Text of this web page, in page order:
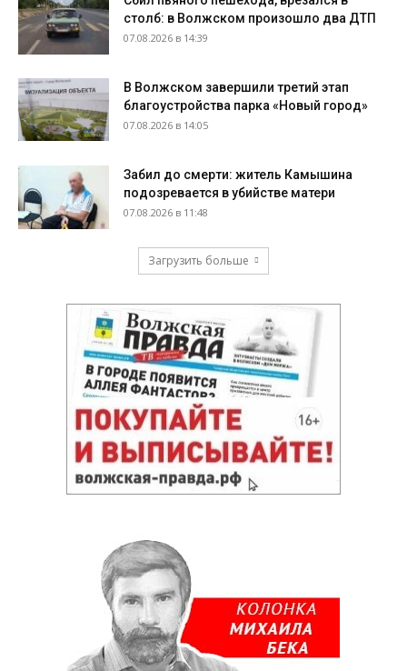
столб: в Волжском произошло два ДТП
07.08.2026 в 14:39
В Волжском завершили третий этап
благоустройства парка «Новый город»
07.08.2026 в 14:05
Забил до смерти: житель Камышина
подозревается в убийстве матери
07.08.2026 в 11:48
Загрузить больше